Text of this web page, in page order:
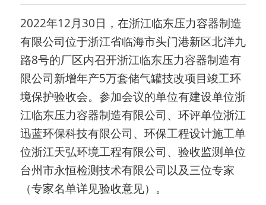
2022年12月30日，在浙江临东压力容器制造
有限公司位于浙江省临海市头门港新区北洋九
路8号的厂区内召开浙江临东压力容器制造有
限公司新增年产5万套储气罐技改项目竣工环
境保护验收会。参加会议的单位有建设单位浙
江临东压力容器制造有限公司 、环评单位浙江
迅蓝环保科技有限公司、环保工程设计施工单
位浙江天弘环境工程有限公司、验收监测单位
台州市永恒检测技术有限公司以及三位专家
（专家名单详见验收意见）。